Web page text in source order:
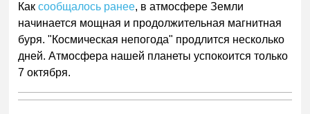
Каксообщалось ранее, в атмосфере Земли
начинается мощная и продолжительная магнитная
буря. "Космическая непогода" продлится несколько
дней. Атмосфера нашей планеты успокоится только
7 октября.